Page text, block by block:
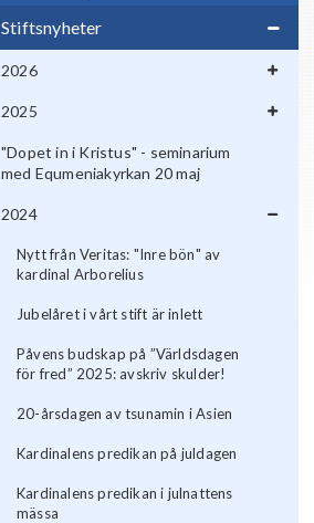
Stiftsnyheter
2026
2025
"Dopet in i Kristus" - seminarium
med Equmeniakyrkan 20 maj
2024
Nytt från Veritas: "Inre bön" av
kardinal Arborelius
Jubelåret i vårt stift är inlett
Påvens budskap på ”Världsdagen
för fred” 2025: avskriv skulder!
20-årsdagen av tsunamin i Asien
Kardinalens predikan på juldagen
Kardinalens predikan i julnattens
mässa